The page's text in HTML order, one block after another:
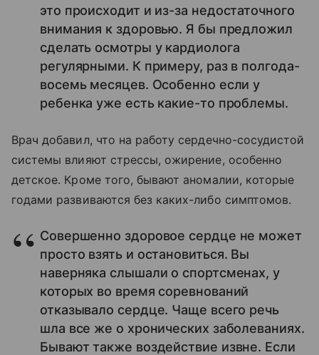
это происходит и из-за недостаточного
внимания к здоровью. Я бы предложил
сделать осмотры у кардиолога
регулярными. К примеру, раз в полгода-
восемь месяцев. Особенно если у
ребенка уже есть какие-то проблемы.
Врач добавил, что на работу сердечно-сосудистой
системы влияют стрессы, ожирение, особенно
детское. Кроме того, бывают аномалии, которые
годами развиваются без каких-либо симптомов.
Совершенно здоровое сердце не может
просто взять и остановиться. Вы
наверняка слышали о спортсменах, у
которых во время соревнований
отказывало сердце. Чаще всего речь
шла все же о хронических заболеваниях.
Бывают также воздействие извне. Если